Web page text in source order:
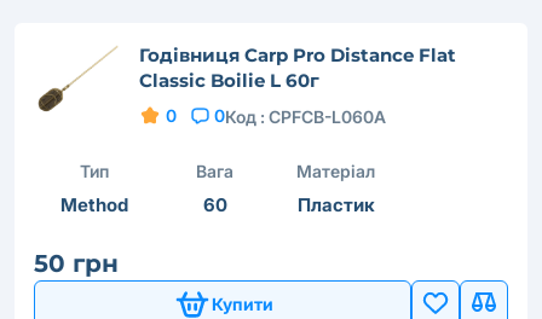
Годівниця Carp Pro Distance Flat
Classic Boilie L 60г
0 0Код : CPFCB-L060A
Тип
Method
Вага
60
Матеріал
Пластик
50 грн
Купити